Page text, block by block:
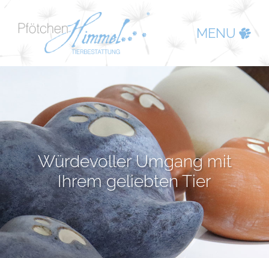
MENU
Würdevoller Umgang mit
Ihrem geliebten Tier